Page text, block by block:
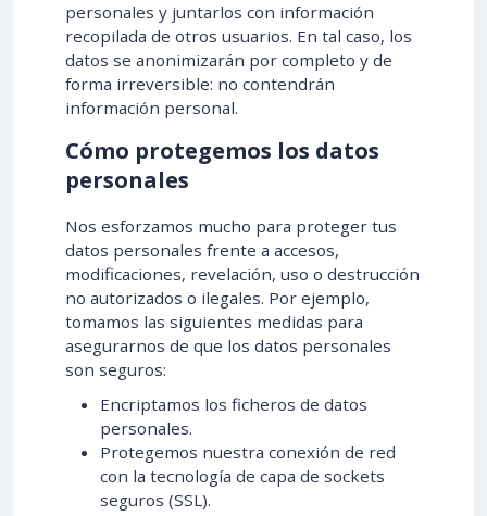
personales y juntarlos con información
recopilada de otros usuarios. En tal caso, los
datos se anonimizarán por completo y de
forma irreversible: no contendrán
información personal.
Cómo protegemos los datos
personales
Nos esforzamos mucho para proteger tus
datos personales frente a accesos,
modificaciones, revelación, uso o destrucción
no autorizados o ilegales. Por ejemplo,
tomamos las siguientes medidas para
asegurarnos de que los datos personales
son seguros:
Encriptamos los ficheros de datos
personales.
Protegemos nuestra conexión de red
con la tecnología de capa de sockets
seguros (SSL).